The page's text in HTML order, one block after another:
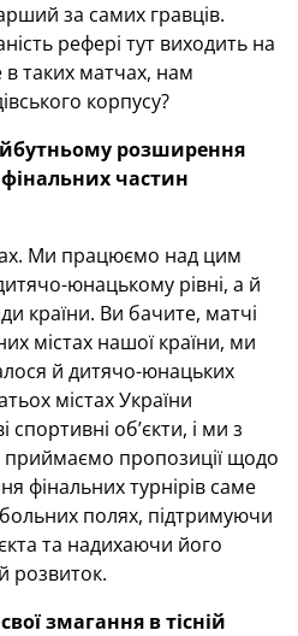
за самих гравців.
рефері тут виходить на
таких матчах, нам
корпусу?
розширення
фінальних частин
Ми працюємо над цим
юнацькому рівні, а й
країни. Ви бачите, матчі
містах нашої країни, ми
й дитячо-юнацьких
містах України
спортивні об’єкти, і ми з
пропозиції щодо
фінальних турнірів саме
полях, підтримуючи
та надихаючи його
розвиток.
змагання в тісній